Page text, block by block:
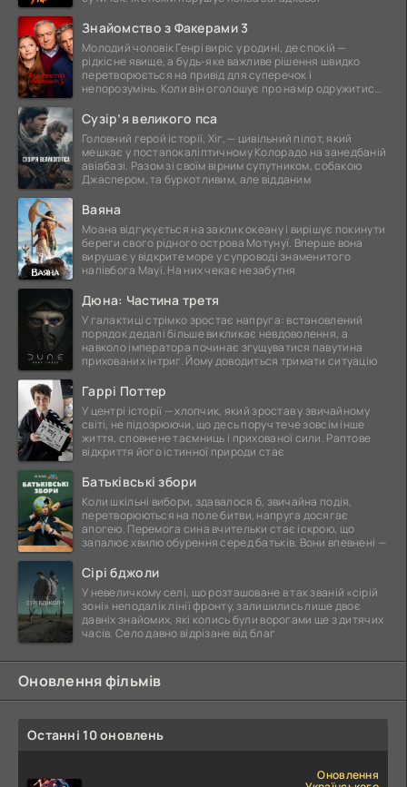
Знайомство з Факерами 3
Молодий чоловік Генрі виріс у родині, де спокій —
рідкісне явище, а будь-яке важливе рішення швидко
перетворюється на привід для суперечок і
непорозумінь. Коли він оголошує про намір одружитися,
Сузір’я великого пса
Головний герой історії, Хіг, — цивільний пілот, який
мешкає у постапокаліптичному Колорадо на занедбаній
авіабазі. Разом зі своїм вірним супутником, собакою
Джаспером, та буркотливим, але відданим
Ваяна
Моана відгукується на заклик океану і вирішує покинути
береги свого рідного острова Мотунуї. Вперше вона
вирушає у відкрите море у супроводі знаменитого
напівбога Мауї. На них чекає незабутня
Дюна: Частина третя
У галактиці стрімко зростає напруга: встановлений
порядок дедалі більше викликає невдоволення, а
навколо імператора починає згущуватися павутина
прихованих інтриг. Йому доводиться тримати ситуацію
Гаррі Поттер
У центрі історії — хлопчик, який зростав у звичайному
світі, не підозрюючи, що десь поруч тече зовсім інше
життя, сповнене таємниць і прихованої сили. Раптове
відкриття його істинної природи стає
Батьківські збори
Коли шкільні вибори, здавалося б, звичайна подія,
перетворюються на поле битви, напруга досягає
апогею. Перемога сина вчительки стає іскрою, що
запалює хвилю обурення серед батьків. Вони впевнені —
Сірі бджоли
У невеличкому селі, що розташоване в так званій «сірій
зоні» неподалік лінії фронту, залишились лише двоє
давніх знайомих, які колись були ворогами ще з дитячих
часів. Село давно відрізане від благ
Оновлення фільмів
Останні 10 оновлень
Оновлення